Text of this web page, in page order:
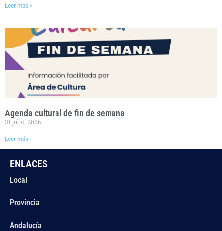
Leer más »
Agenda cultural de fin de semana
31 julio, 2026
Leer más »
ENLACES
Local
Provincia
Andalucía